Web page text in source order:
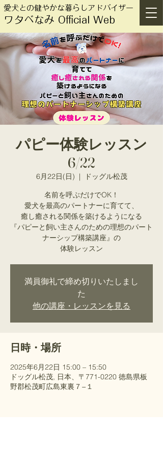
愛犬との健やかな暮らしアドバイザー
ワタベなみ Official Web
パピー体験レッスン
6/22
6月22日(日)
  |
ドッグル松茂
名前を呼ぶだけでOK！
愛犬を最高のパートナーに育てて、
癒し癒される関係を築けるようになる
『パピーと飼い主さんのための理想のパート
ナーシップ構築講座』の
​体験レッスン
満員御礼で締め切りいたしまし
た
他の講座・レッスンを見る
日時・場所
2025年6月22日 15:00 – 15:50
ドッグル松茂, 日本、〒771-0220 徳島県板
野郡松茂町広島東裏７−１